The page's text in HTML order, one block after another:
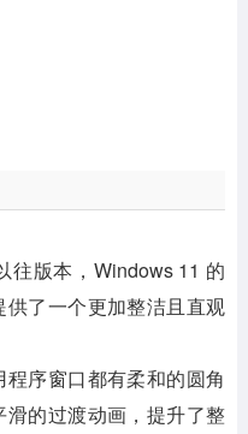
往版本，Windows 11 的
了一个更加整洁且直观
序窗口都有柔和的圆角
的过渡动画，提升了整